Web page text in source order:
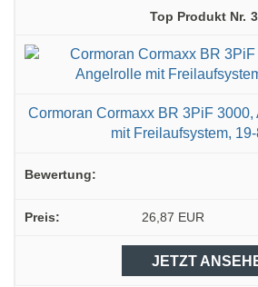
3
Cormoran Cormaxx BR 3PiF
mit Freilaufsystem,
26,87 EUR
JETZT